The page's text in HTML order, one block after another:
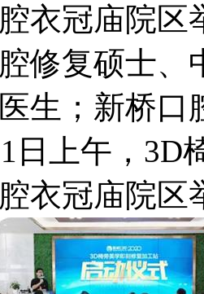
衣冠庙院区
修复硕士
生；新桥
日上午，
衣冠庙院区